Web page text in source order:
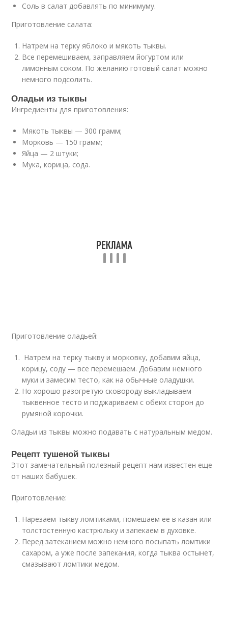
Соль в салат добавлять по минимуму.
Приготовление салата:
Натрем на терку яблоко и мякоть тыквы.
Все перемешиваем, заправляем йогуртом или
лимонным соком. По желанию готовый салат можно
немного подсолить.
Оладьи из тыквы
Ингредиенты для приготовления:
Мякоть тыквы — 300 грамм;
Морковь — 150 грамм;
Яйца — 2 штуки;
Мука, корица, сода.
Приготовление оладьей:
Натрем на терку тыкву и морковку, добавим яйца,
корицу, соду — все перемешаем. Добавим немного
муки и замесим тесто, как на обычные оладушки.
Но хорошо разогретую сковороду выкладываем
тыквенное тесто и поджариваем с обеих сторон до
румяной корочки.
Оладьи из тыквы можно подавать с натуральным медом.
Рецепт тушеной тыквы
Этот замечательный полезный рецепт нам известен еще
от наших бабушек.
Приготовление:
Нарезаем тыкву ломтиками, помешаем ее в казан или
толстостенную кастрюльку и запекаем в духовке.
Перед затеканием можно немного посыпать ломтики
сахаром, а уже после запекания, когда тыква остынет,
смазывают ломтики медом.